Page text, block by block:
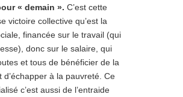
« demain ». C’est cette
victoire collective qu’est la
financée sur le travail (qui
donc sur le salaire, qui
et tous de bénéficier de la
d’échapper à la pauvreté. Ce
c’est aussi de l’entraide